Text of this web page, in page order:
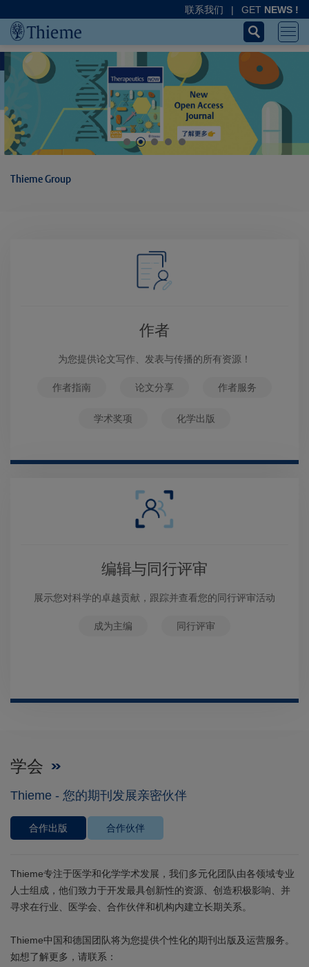
联系我们 | GET NEWS !
Thieme Group
作者
为您提供论文写作、发表与传播的所有资源！
作者指南 论文分享 作者服务
学术奖项 化学出版
编辑与同行评审
展示您对科学的卓越贡献，跟踪并查看您的同行评审活动
成为主编 同行评审
学会
Thieme - 您的期刊发展亲密伙伴
合作出版 合作伙伴
Thieme专注于医学和化学学术发展，我们多元化团队由各领域专业
人士组成，他们致力于开发最具创新性的资源、创造积极影响、并
寻求在行业、医学会、合作伙伴和机构内建立长期关系。
Thieme中国和德国团队将为您提供个性化的期刊出版及运营服务。
如想了解更多，请联系：